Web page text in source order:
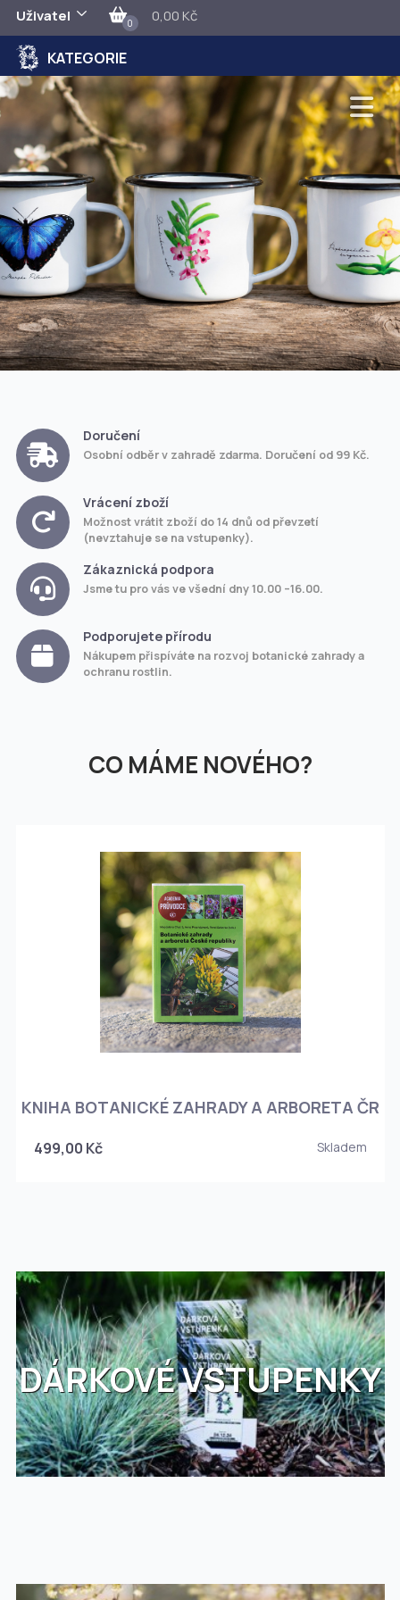
Uživatel 0 0,00 Kč
KATEGORIE
Doručení
Osobní odběr v zahradě zdarma. Doručení od 99 Kč.
Vrácení zboží
Možnost vrátit zboží do 14 dnů od převzetí
(nevztahuje se na vstupenky).
Zákaznická podpora
Jsme tu pro vás ve všední dny 10.00 –16.00.
Podporujete přírodu
Nákupem přispíváte na rozvoj botanické zahrady a
ochranu rostlin.
CO MÁME NOVÉHO?
KNIHA BOTANICKÉ ZAHRADY A ARBORETA ČR
499,00 Kč Skladem
DÁRKOVÉ VSTUPENKY